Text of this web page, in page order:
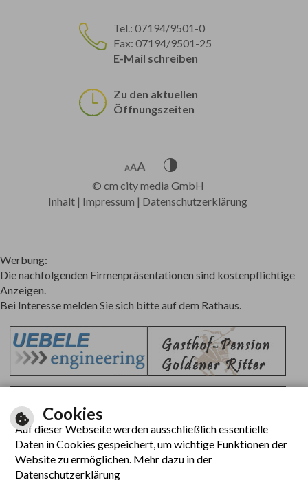
Tel.: 07194/9501-0
Fax: 07194/9501-25
E-Mail schreiben
Zu den aktuellen
Öffnungszeiten
© cm city media GmbH
Inhalt | Impressum | Datenschutzerklärung
Werbung:
Die nachfolgenden Firmenpräsentationen sind kostenpflichtige
Anzeigen.
Bei Interesse melden Sie sich bitte auf dem Rathaus.
Cookies
Auf dieser Webseite werden ausschließlich essentielle
Daten in Cookies gespeichert, um wichtige Funktionen der
Website zu ermöglichen. Mehr dazu in der
Datenschutzerklärung